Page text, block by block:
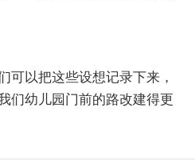
可以把这些设想记录下来，
们幼儿园门前的路改建得更